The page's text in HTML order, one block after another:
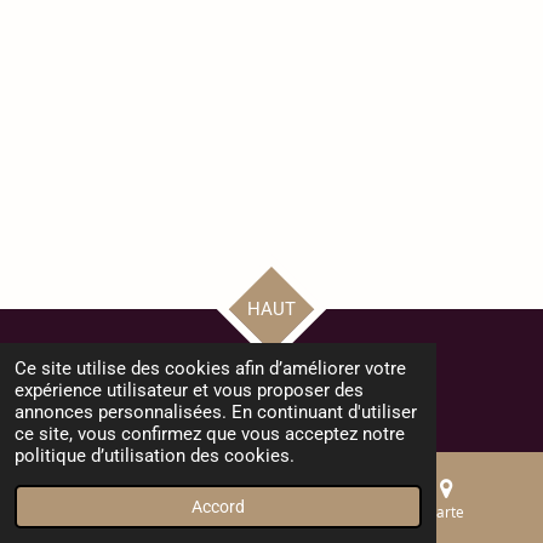
Ce site utilise des cookies afin d’améliorer votre
expérience utilisateur et vous proposer des
annonces personnalisées. En continuant d'utiliser
ce site, vous confirmez que vous acceptez notre
politique d’utilisation des cookies.
Accord
HAUT
© 2024 - 2025 Bienvenue au Collège Monthéty - Pontault Combault
Téléphone Carte